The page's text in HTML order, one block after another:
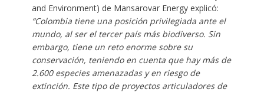
and Environment) de Mansarovar Energy explicó:
“Colombia tiene una posición privilegiada ante el
mundo, al ser el tercer país más biodiverso. Sin
embargo, tiene un reto enorme sobre su
conservación, teniendo en cuenta que hay más de
2.600 especies amenazadas y en riesgo de
extinción. Este tipo de proyectos articuladores de